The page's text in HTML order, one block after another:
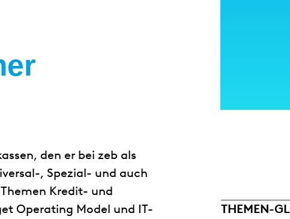
den er bei zeb als
, Spezial- und auch
Kredit- und
Operating Model und IT-
THEMEN-